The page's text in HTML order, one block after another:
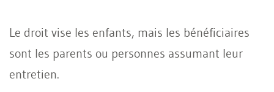
Le droit vise les enfants, mais les bénéficiaires
sont les parents ou personnes assumant leur
entretien.